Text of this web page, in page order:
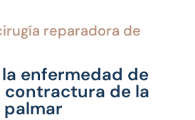
reparadora de
enfermedad de
de la